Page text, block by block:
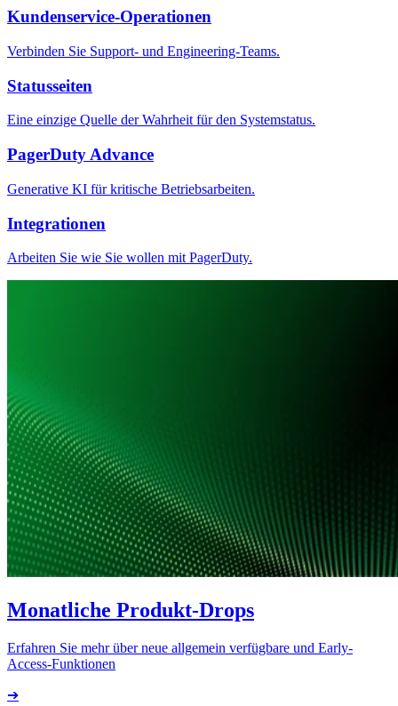
Kundenservice-Operationen
Verbinden Sie Support- und Engineering-Teams.
Statusseiten
Eine einzige Quelle der Wahrheit für den Systemstatus.
PagerDuty Advance
Generative KI für kritische Betriebsarbeiten.
Integrationen
Arbeiten Sie wie Sie wollen mit PagerDuty.
Monatliche Produkt-Drops
Erfahren Sie mehr über neue allgemein verfügbare und Early-
Access-Funktionen
➔